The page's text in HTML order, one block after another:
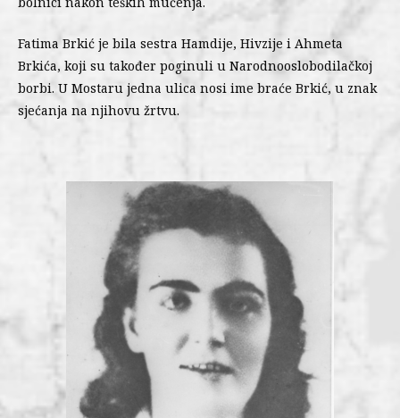
Fatima Brkić je bila sestra Hamdije, Hivzije i Ahmeta
Brkića, koji su također poginuli u Narodnooslobodilačkoj
borbi. U Mostaru jedna ulica nosi ime braće Brkić, u znak
sjećanja na njihovu žrtvu.